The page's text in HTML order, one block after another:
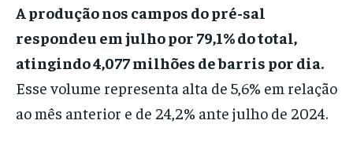
A produção nos campos do pré-sal
respondeu em julho por 79,1% do total,
atingindo 4,077 milhões de barris por dia.
Esse volume representa alta de 5,6% em relação
ao mês anterior e de 24,2% ante julho de 2024.